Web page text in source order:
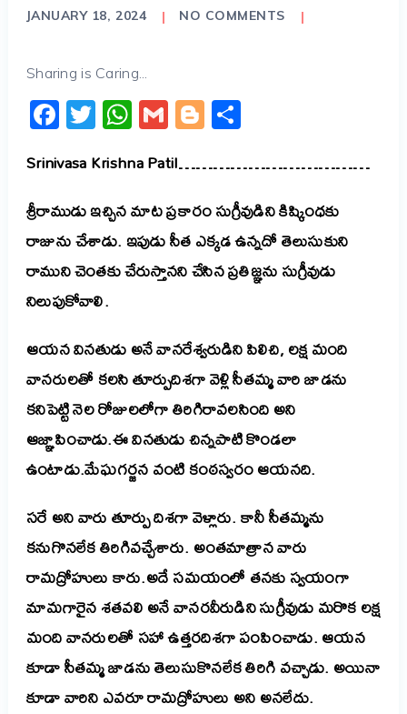
JANUARY 18, 2024 NO COMMENTS
Sharing is Caring...
Facebook
Twitter
WhatsApp
GmailBlogger
Share
Srinivasa Krishna Patil……………………………
శ్రీరాముడు ఇచ్చిన మాట ప్రకారం సుగ్రీవుడిని కిష్కింధకు
రాజును చేశాడు. ఇపుడు సీత ఎక్కడ ఉన్నదో తెలుసుకుని
రాముని చెంతకు చేరుస్తానని చేసిన ప్రతిజ్ఞను సుగ్రీవుడు
నిలుపుకోవాలి.
ఆయన వినతుడు అనే వానరేశ్వరుడిని పిలిచి, లక్ష మంది
వానరులతో కలసి తూర్పుదిశగా వెళ్లి సీతమ్మ వారి జాడను
కనిపెట్టి నెల రోజులలోగా తిరిగిరావలసింది అని
ఆజ్ఞాపించాడు.ఈ వినతుడు చిన్నపాటి కొండలా
ఉంటాడు.మేఘగర్జన వంటి కంఠస్వరం ఆయనది.
సరే అని వారు తూర్పు దిశగా వెళ్లారు. కానీ సీతమ్మను
కనుగొనలేక తిరిగివచ్చేశారు. అంతమాత్రాన వారు
రామద్రోహులు కారు.అదే సమయంలో తనకు స్వయంగా
మామగారైన శతవలి అనే వానరవీరుడిని సుగ్రీవుడు మరొక లక్ష
మంది వానరులతో సహా ఉత్తరదిశగా పంపించాడు. ఆయన
కూడా సీతమ్మ జాడను తెలుసుకొనలేక తిరిగి వచ్చాడు. అయినా
కూడా వారిని ఎవరూ రామద్రోహులు అని అనలేదు.